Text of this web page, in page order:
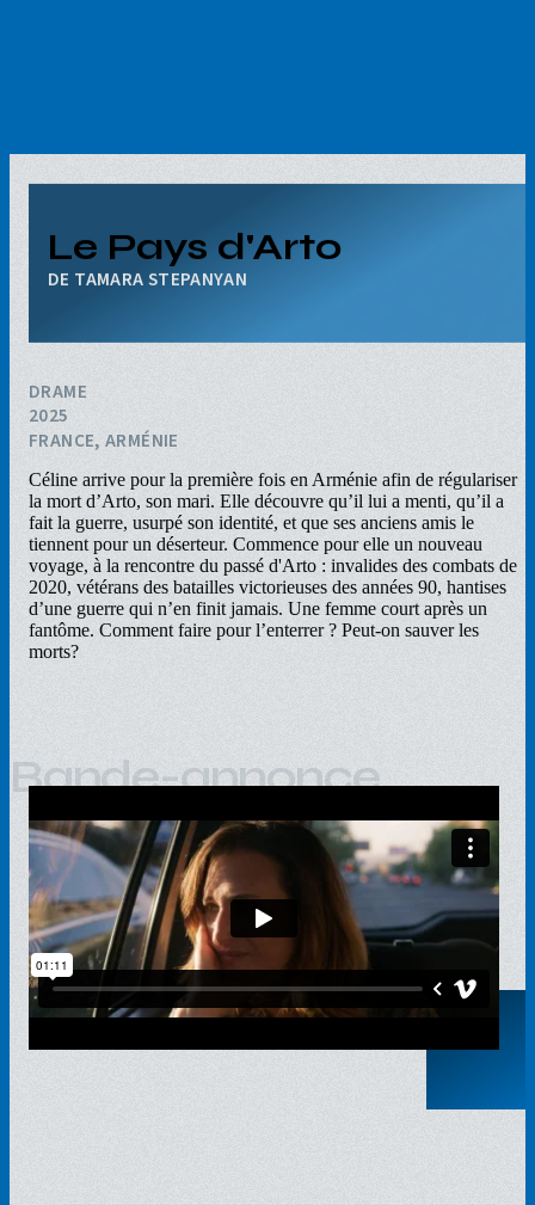
Le Pays d'Arto
TAMARA STEPANYAN
DRAME
2025
FRANCE, ARMÉNIE
Céline arrive pour la première fois en Arménie afin de régulariser
la mort d’Arto, son mari. Elle découvre qu’il lui a menti, qu’il a
fait la guerre, usurpé son identité, et que ses anciens amis le
tiennent pour un déserteur. Commence pour elle un nouveau
voyage, à la rencontre du passé d'Arto : invalides des combats de
2020, vétérans des batailles victorieuses des années 90, hantises
d’une guerre qui n’en finit jamais. Une femme court après un
fantôme. Comment faire pour l’enterrer ? Peut-on sauver les
morts?
Bande-annonce